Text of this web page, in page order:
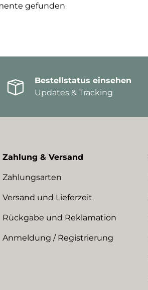
gefunden
Bestellstatus einsehen
Updates & Tracking
Zahlung & Versand
Zahlungsarten
Versand und Lieferzeit
Rückgabe und Reklamation
Anmeldung / Registrierung